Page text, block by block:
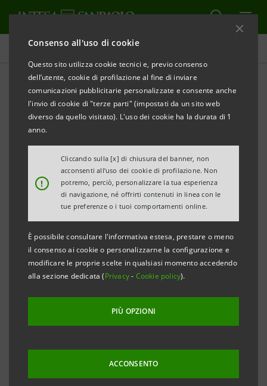
Consenso all'uso di cookie
Questo sito utilizza cookie tecnici e, previo consenso
dell’utente, cookie di profilazione al fine di inviare
comunicazioni pubblicitarie personalizzate e consente anche
l'invio di cookie di "terze parti" (impostati da un sito web
diverso da quello visitato). L'uso dei cookie ha la durata di 1
anno.
!
Cliccando sulla [x] di chiusura del banner, non
acconsenti all’uso dei cookie di profilazione. Non
potremo, perciò, personalizzare la tua esperienza
di navigazione, né offrirti contenuti in linea con le
tue preferenze o i tuoi comportamenti online.
È possibile consultare l'informativa estesa, prestare o meno
il consenso ai cookie o personalizzarne la configurazione e
modificare le proprie scelte in qualsiasi momento accedendo
alla sezione dedicata (Privacy- Cookie policy).
PIÙ OPZIONI
ACCONSENTO
Tutti gli eventi sostenuti dalla banca
CULTURA
La Maddalena: tra
Caravaggio e Canova